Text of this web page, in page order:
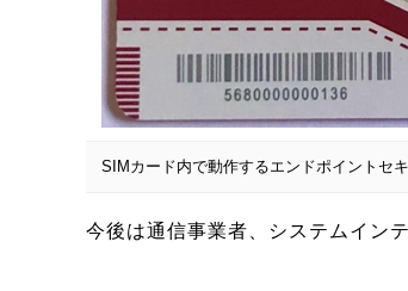
SIMカード内で動作するエンドポイントセ
今後は通信事業者、システムイン